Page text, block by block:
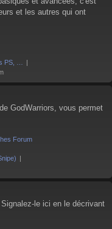
et les autres qui ont
PS, …
GodWarriors, vous permet
Forum
le ici en le décrivant